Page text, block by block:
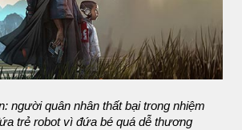
người quân nhân thất bại trong nhiệm
trẻ robot vì đứa bé quá dễ thương